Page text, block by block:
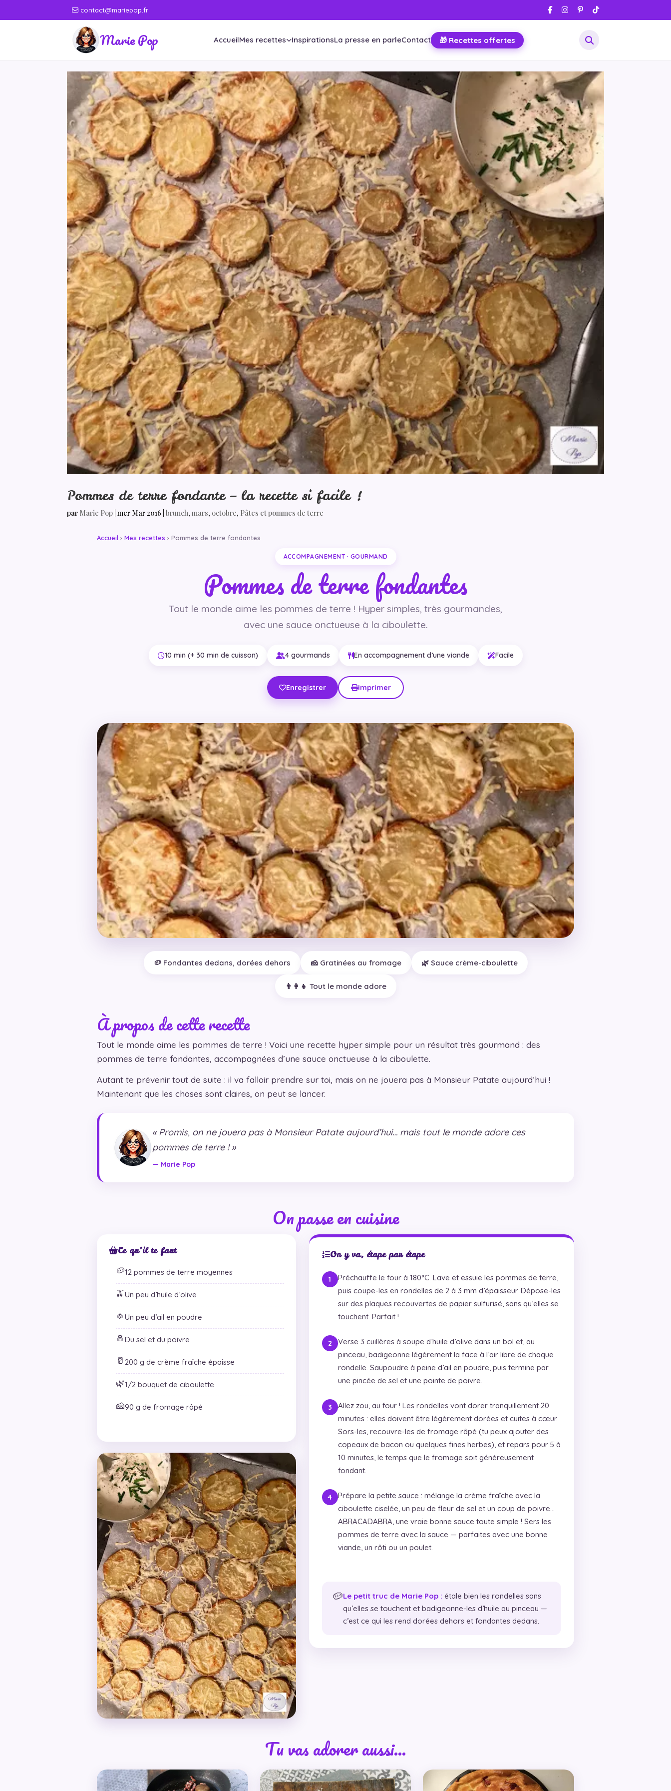
contact@mariepop.fr
Marie Pop AccueilMes recettes InspirationsLa presse en parleContact 🎁 Recettes offertes
Pommes de terre fondante – la recette si facile !
par Marie Pop |mer Mar 2016 |brunch,mars, octobre, Pâtes et pommes de terre
Accueil › Mes recettes › Pommes de terre fondantes
ACCOMPAGNEMENT · GOURMAND
Pommes de terre fondantes
Tout le monde aime les pommes de terre ! Hyper simples, très gourmandes,
avec une sauce onctueuse à la ciboulette.
10 min (+ 30 min de cuisson) 4 gourmands En accompagnement d’une viande Facile
Enregistrer Imprimer
🥔 Fondantes dedans, dorées dehors 🧀 Gratinées au fromage 🌿 Sauce crème-ciboulette
👨‍👩‍👧 Tout le monde adore
À propos de cette recette
Tout le monde aime les pommes de terre ! Voici une recette hyper simple pour un résultat très gourmand : des
pommes de terre fondantes, accompagnées d’une sauce onctueuse à la ciboulette.
Autant te prévenir tout de suite : il va falloir prendre sur toi, mais on ne jouera pas à Monsieur Patate aujourd’hui !
Maintenant que les choses sont claires, on peut se lancer.
« Promis, on ne jouera pas à Monsieur Patate aujourd’hui… mais tout le monde adore ces
pommes de terre ! »
— Marie Pop
On passe en cuisine
Ce qu’il te faut
🥔12 pommes de terre moyennes
🫒Un peu d’huile d’olive
🧄 Un peu d’ail en poudre
🧂 Du sel et du poivre
🥛 200 g de crème fraîche épaisse
🌿1/2 bouquet de ciboulette
🧀90 g de fromage râpé
On y va, étape par étape
Préchauffe le four à 180°C. Lave et essuie les pommes de terre,
puis coupe-les en rondelles de 2 à 3 mm d’épaisseur. Dépose-les
sur des plaques recouvertes de papier sulfurisé, sans qu’elles se
touchent. Parfait !
Verse 3 cuillères à soupe d’huile d’olive dans un bol et, au
pinceau, badigeonne légèrement la face à l’air libre de chaque
rondelle. Saupoudre à peine d’ail en poudre, puis termine par
une pincée de sel et une pointe de poivre.
Allez zou, au four ! Les rondelles vont dorer tranquillement 20
minutes : elles doivent être légèrement dorées et cuites à cœur.
Sors-les, recouvre-les de fromage râpé (tu peux ajouter des
copeaux de bacon ou quelques fines herbes), et repars pour 5 à
10 minutes, le temps que le fromage soit généreusement
fondant.
Prépare la petite sauce : mélange la crème fraîche avec la
ciboulette ciselée, un peu de fleur de sel et un coup de poivre…
ABRACADABRA, une vraie bonne sauce toute simple ! Sers les
pommes de terre avec la sauce — parfaites avec une bonne
viande, un rôti ou un poulet.
🥔Le petit truc de Marie Pop : étale bien les rondelles sans
qu’elles se touchent et badigeonne-les d’huile au pinceau —
c’est ce qui les rend dorées dehors et fondantes dedans.
Tu vas adorer aussi…